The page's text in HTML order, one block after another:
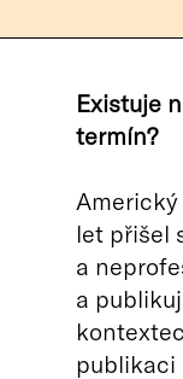
Existuje
termín?
let přišel
a
a
publikaci